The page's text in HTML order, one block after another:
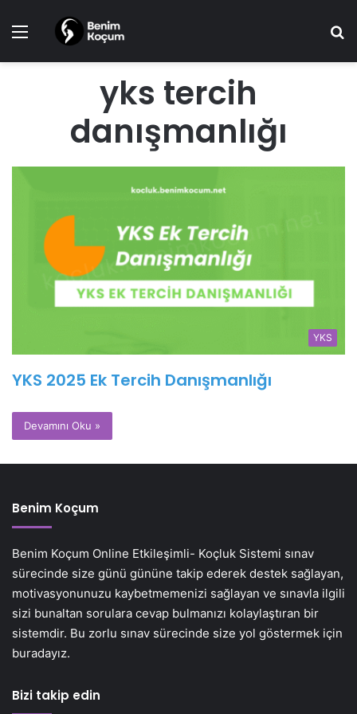
Menü
yks tercih
danışmanlığı
YKS
YKS 2025 Ek Tercih Danışmanlığı
Devamını Oku »
Benim Koçum
Benim Koçum Online Etkileşimli- Koçluk Sistemi sınav
sürecinde size günü gününe takip ederek destek sağlayan,
motivasyonunuzu kaybetmemenizi sağlayan ve sınavla ilgili
sizi bunaltan sorulara cevap bulmanızı kolaylaştıran bir
sistemdir. Bu zorlu sınav sürecinde size yol göstermek için
buradayız.
Bizi takip edin